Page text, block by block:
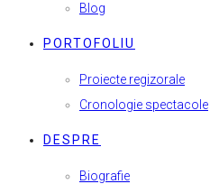
Blog
PORTOFOLIU
Proiecte regizorale
Cronologie spectacole
DESPRE
Biografie